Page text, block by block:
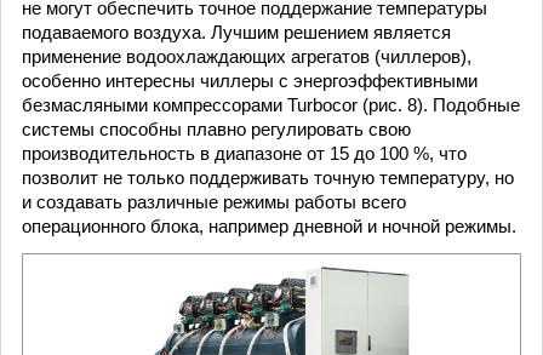
не могут обеспечить точное поддержание температуры
подаваемого воздуха. Лучшим решением является
применение водоохлаждающих агрегатов (чиллеров),
особенно интересны чиллеры с энергоэффективными
безмасляными компрессорами Turbocor (рис. 8). Подобные
системы способны плавно регулировать свою
производительность в диапазоне от 15 до 100 %, что
позволит не только поддерживать точную температуру, но
и создавать различные режимы работы всего
операционного блока, например дневной и ночной режимы.